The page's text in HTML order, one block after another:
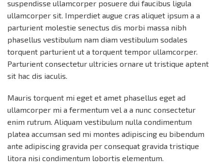
suspendisse ullamcorper posuere dui faucibus ligula
ullamcorper sit. Imperdiet augue cras aliquet ipsum a a
parturient molestie senectus dis morbi massa nibh
phasellus vestibulum nam diam vestibulum sodales
torquent parturient ut a torquent tempor ullamcorper.
Parturient consectetur ultricies ornare ut tristique aptent
sit hac dis iaculis.
Mauris torquent mi eget et amet phasellus eget ad
ullamcorper mi a fermentum vel a a nunc consectetur
enim rutrum. Aliquam vestibulum nulla condimentum
platea accumsan sed mi montes adipiscing eu bibendum
ante adipiscing gravida per consequat gravida tristique
litora nisi condimentum lobortis elementum.